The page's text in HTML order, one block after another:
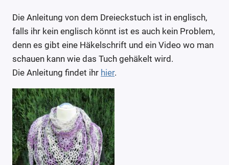
Die Anleitung von dem Dreieckstuch ist in englisch,
falls ihr kein englisch könnt ist es auch kein Problem,
denn es gibt eine Häkelschrift und ein Video wo man
schauen kann wie das Tuch gehäkelt wird.
Die Anleitung findet ihr hier.